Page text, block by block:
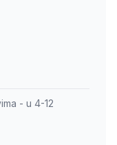
- u 4-12